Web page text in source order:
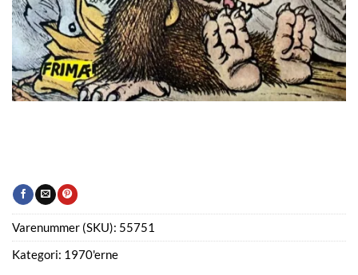
Varenummer (SKU): 55751
Kategori: 1970'erne